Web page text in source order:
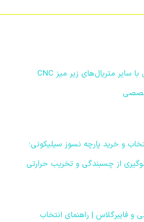
تفاوت فیبر استخوانی با سایر متریال‌های زیر میز CNC
و خرید پارچه نسوز سیلیکونی؛
از چسبندگی و تخریب حرارتی
و فایبرگلاس | راهنمای انتخاب